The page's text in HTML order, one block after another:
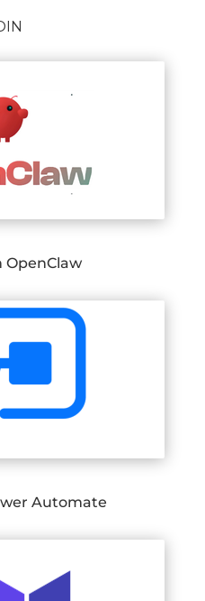
OpenClaw
Automate